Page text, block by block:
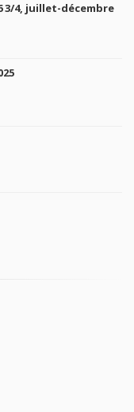
3/4, juillet-décembre